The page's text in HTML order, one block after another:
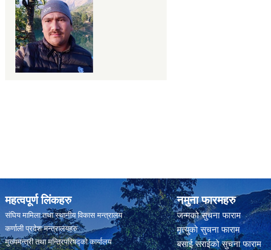
महत्वपूर्ण लिंकहरु
संघिय मामिला तथा स्थानीय विकास मन्त्रालय
कर्णाली प्रदेश मन्त्रालयहरु
मुख्यमन्त्री तथा मन्त्रिपरिषद्को कार्यालय
नमुना फारमहरु
जन्मको सुचना फाराम
मृत्युको सुचना फाराम
बसाई सराईको सुचना फाराम